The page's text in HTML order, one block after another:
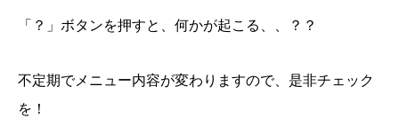
「？」ボタンを押すと、何かが起こる、、？？
不定期でメニュー内容が変わりますので、是非チェック
を！